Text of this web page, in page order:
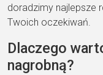
doradzimy najlepsze
Twoich oczekiwań.
Dlaczego
nagrobną?